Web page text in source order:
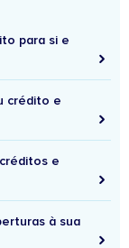
para si e
crédito e
e
à sua